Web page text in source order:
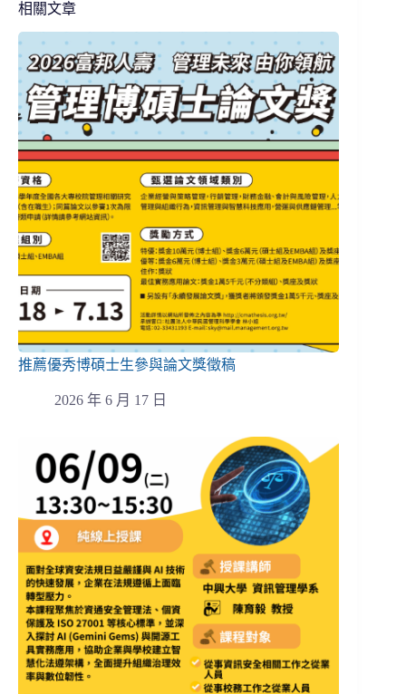
相關文章
推薦優秀博碩士生參與論文獎徵稿
2026 年 6 月 17 日